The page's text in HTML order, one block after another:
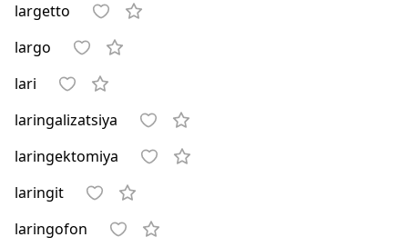
largetto
largo
lari
laringalizatsiya
laringektomiya
laringit
laringofon